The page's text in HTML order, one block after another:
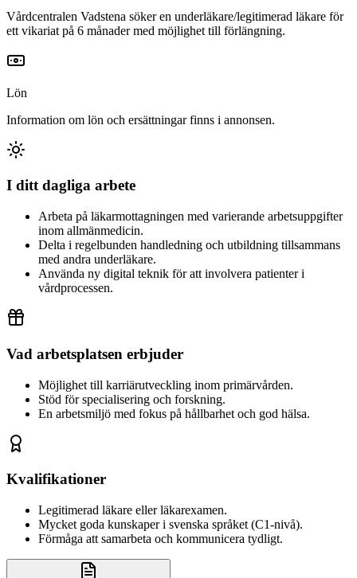
Vårdcentralen Vadstena söker en underläkare/legitimerad läkare för
ett vikariat på 6 månader med möjlighet till förlängning.
Lön
Information om lön och ersättningar finns i annonsen.
I ditt dagliga arbete
Arbeta på läkarmottagningen med varierande arbetsuppgifter
inom allmänmedicin.
Delta i regelbunden handledning och utbildning tillsammans
med andra underläkare.
Använda ny digital teknik för att involvera patienter i
vårdprocessen.
Vad arbetsplatsen erbjuder
Möjlighet till karriärutveckling inom primärvården.
Stöd för specialisering och forskning.
En arbetsmiljö med fokus på hållbarhet och god hälsa.
Kvalifikationer
Legitimerad läkare eller läkarexamen.
Mycket goda kunskaper i svenska språket (C1-nivå).
Förmåga att samarbeta och kommunicera tydligt.